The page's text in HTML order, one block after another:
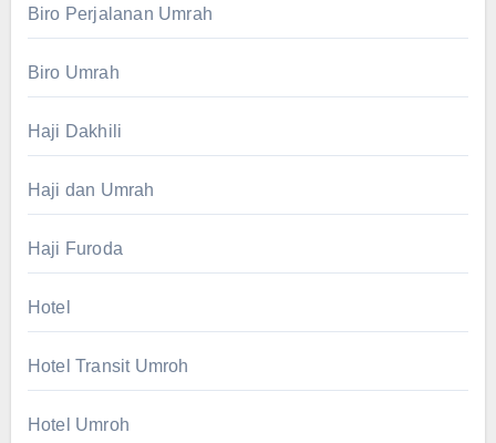
Biro Perjalanan Umrah
Biro Umrah
Haji Dakhili
Haji dan Umrah
Haji Furoda
Hotel
Hotel Transit Umroh
Hotel Umroh